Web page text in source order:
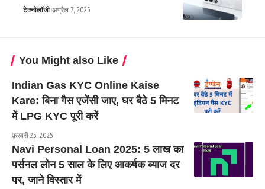
टेक्नोलॉजी अप्रैल 7, 2025
You Might also Like
Indian Gas KYC Online Kaise
Kare: बिना गैस एजेंसी जाए, घर बैठे 5 मिनट
में LPG KYC पूरी करें
फ़रवरी 25, 2025
Navi Personal Loan 2025: 5 लाख का
पर्सनल लोन 5 साल के लिए आकर्षक ब्याज दर
पर, जाने विस्तार में